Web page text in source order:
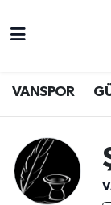
VANSPOR
Siyaset
Ekonomi
Van
Van
Van Trafik